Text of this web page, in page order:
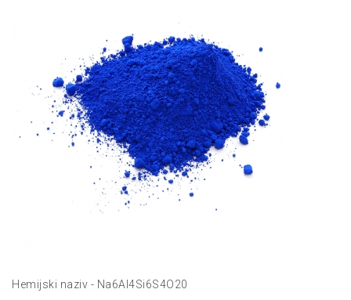
Hemijski naziv - Na6Al4Si6S4O20